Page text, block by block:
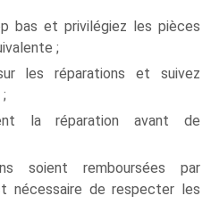
bas et privilégiez les pièces
;
les réparations et suivez
la réparation avant de
soient remboursées par
nécessaire de respecter les